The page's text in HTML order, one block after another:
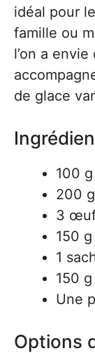
idéal pour
famille ou
l’on a
de glace
100
200
3
150
1
150
Une
Options